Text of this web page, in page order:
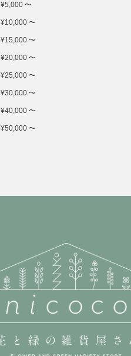
¥5,000 〜
¥10,000 〜
¥15,000 〜
¥20,000 〜
¥25,000 〜
¥30,000 〜
¥40,000 〜
¥50,000 〜